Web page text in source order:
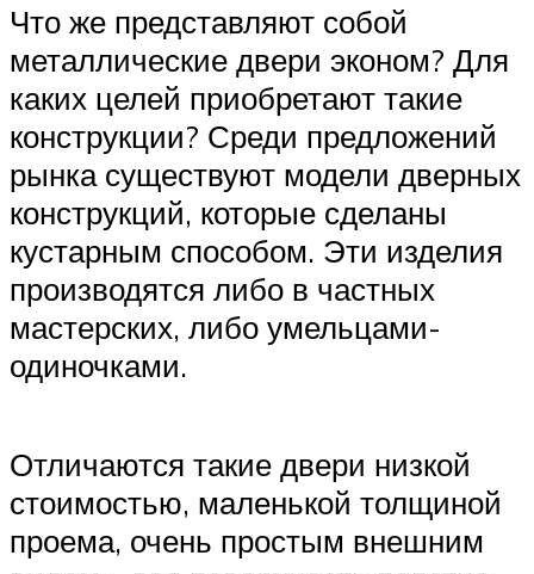
Что же представляют собой
металлические двери эконом? Для
каких целей приобретают такие
конструкции? Среди предложений
рынка существуют модели дверных
конструкций, которые сделаны
кустарным способом. Эти изделия
производятся либо в частных
мастерских, либо умельцами-
одиночками.
Отличаются такие двери низкой
стоимостью, маленькой толщиной
проема, очень простым внешним